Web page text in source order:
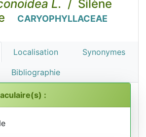
L. / Silène
CARYOPHYLLACEAE
Localisation Synonymes
Bibliographie
: